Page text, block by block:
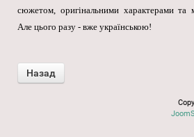
сюжетом, оригінальними характерами та
Але цього разу - вже українською!